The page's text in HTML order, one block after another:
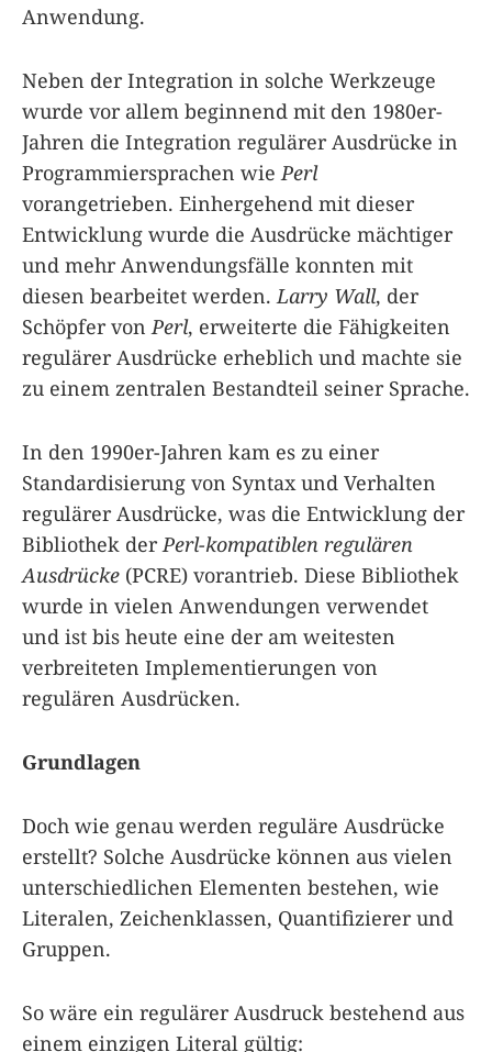
Anwendung.
Neben der Integration in solche Werkzeuge
wurde vor allem beginnend mit den 1980er-
Jahren die Integration regulärer Ausdrücke in
Programmiersprachen wie Perl
vorangetrieben. Einhergehend mit dieser
Entwicklung wurde die Ausdrücke mächtiger
und mehr Anwendungsfälle konnten mit
diesen bearbeitet werden. Larry Wall, der
Schöpfer von Perl, erweiterte die Fähigkeiten
regulärer Ausdrücke erheblich und machte sie
zu einem zentralen Bestandteil seiner Sprache.
In den 1990er-Jahren kam es zu einer
Standardisierung von Syntax und Verhalten
regulärer Ausdrücke, was die Entwicklung der
Bibliothek der Perl-kompatiblen regulären
Ausdrücke (PCRE) vorantrieb. Diese Bibliothek
wurde in vielen Anwendungen verwendet
und ist bis heute eine der am weitesten
verbreiteten Implementierungen von
regulären Ausdrücken.
Grundlagen
Doch wie genau werden reguläre Ausdrücke
erstellt? Solche Ausdrücke können aus vielen
unterschiedlichen Elementen bestehen, wie
Literalen, Zeichenklassen, Quantifizierer und
Gruppen.
So wäre ein regulärer Ausdruck bestehend aus
einem einzigen Literal gültig: